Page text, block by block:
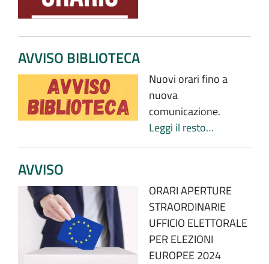
AVVISO BIBLIOTECA
Nuovi orari fino a
nuova
comunicazione.
Leggi il resto…
AVVISO
ORARI APERTURE
STRAORDINARIE
UFFICIO ELETTORALE
PER ELEZIONI
EUROPEE 2024